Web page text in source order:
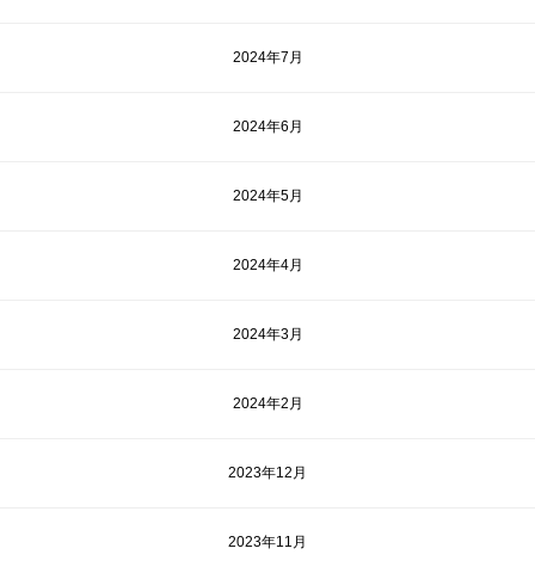
2024年7月
2024年6月
2024年5月
2024年4月
2024年3月
2024年2月
2023年12月
2023年11月